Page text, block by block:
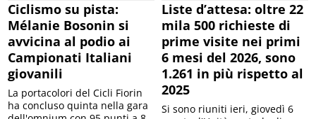
Ciclismo su pista:
Mélanie Bosonin si
avvicina al podio ai
Campionati Italiani
giovanili
La portacolori del Cicli Fiorin
ha concluso quinta nella gara
Liste d’attesa: oltre 22
mila 500 richieste di
prime visite nei primi
6 mesi del 2026, sono
1.261 in più rispetto al
2025
Si sono riuniti ieri, giovedì 6